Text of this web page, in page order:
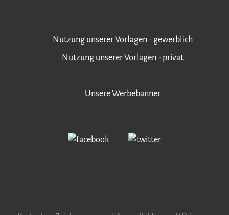
Nutzung unserer Vorlagen - gewerblich
Nutzung unserer Vorlagen - privat
Unsere Werbebanner